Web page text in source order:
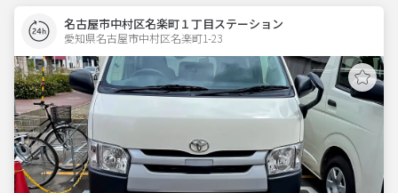
名古屋市中村区名楽町１丁目ステーション
愛知県名古屋市中村区名楽町1-23